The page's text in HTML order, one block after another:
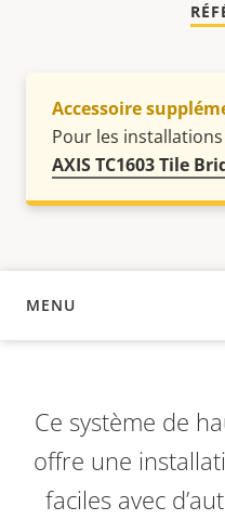
Accessoire
Pour les
AXIS TC1603 Tile
MENU
APERÇU
Ce système de
offre une
faciles avec